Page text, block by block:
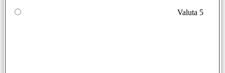
Valuta 5